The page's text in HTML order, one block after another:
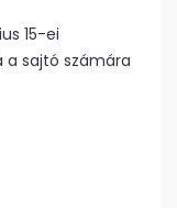
15-ei
a sajtó számára